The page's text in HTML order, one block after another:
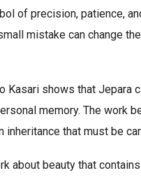
of precision, patience,
mistake can change
Kasari shows that
memory. The work
inheritance that must be
about beauty that